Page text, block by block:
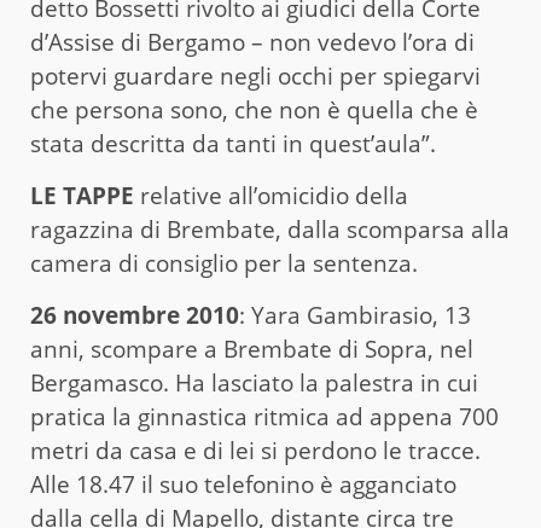
detto Bossetti rivolto ai giudici della Corte
d’Assise di Bergamo – non vedevo l’ora di
potervi guardare negli occhi per spiegarvi
che persona sono, che non è quella che è
stata descritta da tanti in quest’aula”.
LE TAPPE relative all’omicidio della
ragazzina di Brembate, dalla scomparsa alla
camera di consiglio per la sentenza.
26 novembre 2010: Yara Gambirasio, 13
anni, scompare a Brembate di Sopra, nel
Bergamasco. Ha lasciato la palestra in cui
pratica la ginnastica ritmica ad appena 700
metri da casa e di lei si perdono le tracce.
Alle 18.47 il suo telefonino è agganciato
dalla cella di Mapello, distante circa tre